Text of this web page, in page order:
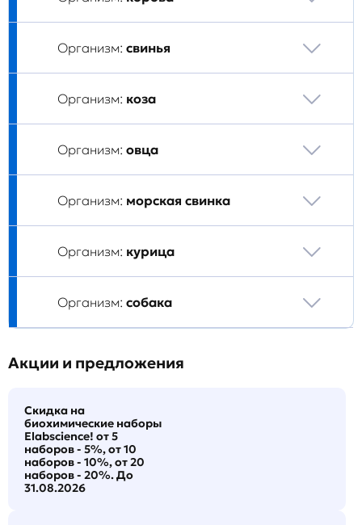
Организм: свинья
Организм: коза
Организм: овца
Организм: морская свинка
Организм: курица
Организм: собака
Акции и предложения
Скидка на
биохимические наборы
Elabscience! от 5
наборов - 5%, от 10
наборов - 10%, от 20
наборов - 20%. До
31.08.2026